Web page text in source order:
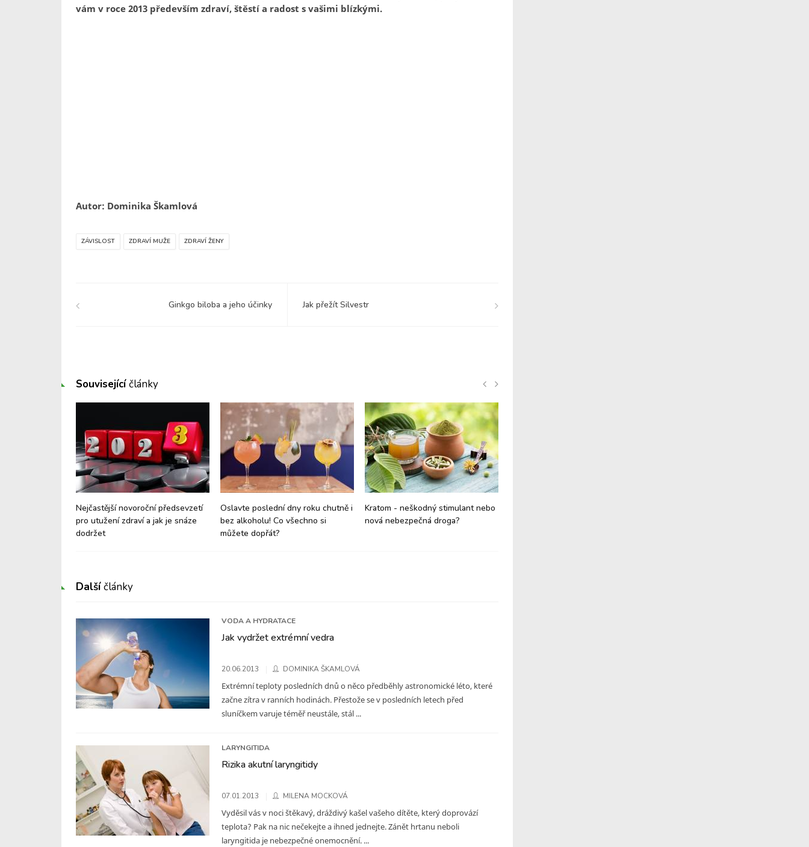
vám v roce 2013 především zdraví, štěstí a radost s vašimi blízkými.
Autor: Dominika Škamlová
ZÁVISLOST ZDRAVÍ MUŽE ZDRAVÍ ŽENY
Ginkgo biloba a jeho účinky Jak přežít Silvestr
Souvisejícíčlánky
Nejčastější novoroční předsevzetí
pro utužení zdraví a jak je snáze
dodržet
Oslavte poslední dny roku chutně i
bez alkoholu! Co všechno si
můžete dopřát?
Kratom - neškodný stimulant nebo
nová nebezpečná droga?
Dalšíčlánky
VODA A HYDRATACE
Jak vydržet extrémní vedra
20.06.2013 DOMINIKA ŠKAMLOVÁ
Extrémní teploty posledních dnů o něco předběhly astronomické léto, které
začne zítra v ranních hodinách. Přestože se v posledních letech před
sluníčkem varuje téměř neustále, stál ...
LARYNGITIDA
Rizika akutní laryngitidy
07.01.2013 MILENA MOCKOVÁ
Vyděsil vás v noci štěkavý, dráždivý kašel vašeho dítěte, který doprovází
teplota? Pak na nic nečekejte a ihned jednejte. Zánět hrtanu neboli
laryngitida je nebezpečné onemocnění. ...